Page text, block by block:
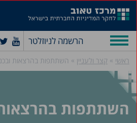
הרשמה לניוזלטר
ראשי » קצר ולעניין » השתתפות בהרצאות
השתתפות